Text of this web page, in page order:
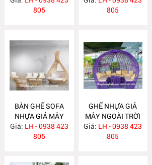
805
805
BÀN GHẾ SOFA
NHỰA GIẢ MÂY
NGOÀI TRỜI
NH293
Giá: LH - 0938 423
805
GHẾ NHỰA GIẢ
MÂY NGOÀI TRỜI
CÓ MÁI CHE
NH292
Giá: LH - 0938 423
805